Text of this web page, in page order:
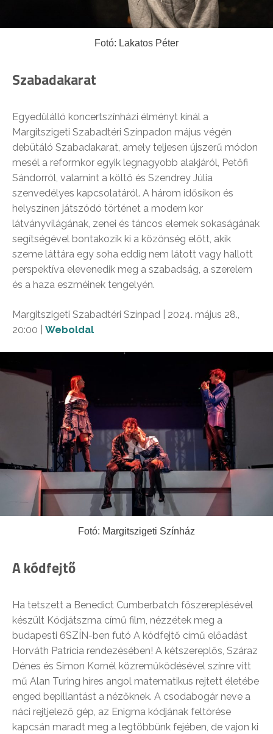
Fotó: Lakatos Péter
Szabadakarat
Egyedülálló koncertszínházi élményt kínál a
Margitszigeti Szabadtéri Színpadon május végén
debütáló Szabadakarat, amely teljesen újszerű módon
mesél a reformkor egyik legnagyobb alakjáról, Petőfi
Sándorról, valamint a költő és Szendrey Júlia
szenvedélyes kapcsolatáról. A három idősíkon és
helyszínen játszódó történet a modern kor
látványvilágának, zenei és táncos elemek sokaságának
segítségével bontakozik ki a közönség előtt, akik
szeme láttára egy soha eddig nem látott vagy hallott
perspektíva elevenedik meg a szabadság, a szerelem
és a haza eszméinek tengelyén.
Margitszigeti Szabadtéri Színpad | 2024. május 28.,
20:00 | Weboldal
Fotó: Margitszigeti Színház
A kódfejtő
Ha tetszett a Benedict Cumberbatch főszereplésével
készült Kódjátszma című film, nézzétek meg a
budapesti 6SZÍN-ben futó A kódfejtő című előadást
Horváth Patrícia rendezésében! A kétszereplős, Száraz
Dénes és Simon Kornél közreműködésével színre vitt
mű Alan Turing híres angol matematikus rejtett életébe
enged bepillantást a nézőknek. A csodabogár neve a
náci rejtjelező gép, az Enigma kódjának feltörése
kapcsán maradt meg a legtöbbünk fejében, de vajon ki